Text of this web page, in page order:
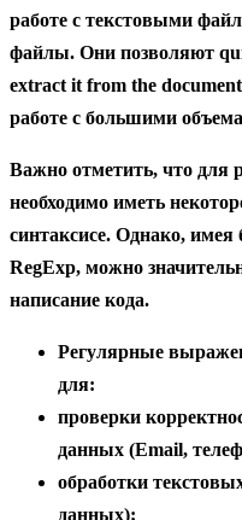
работе с текстовыми
файлы. Они позволяют
extract it from the
работе с большими
Важно отметить, что
необходимо иметь
синтаксисе. Однако, имея
RegExp, можно
написание кода.
Регулярные
для:
проверки
данных (Email,
обработки
данных);